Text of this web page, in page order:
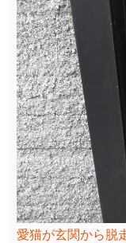
愛猫が玄関から脱